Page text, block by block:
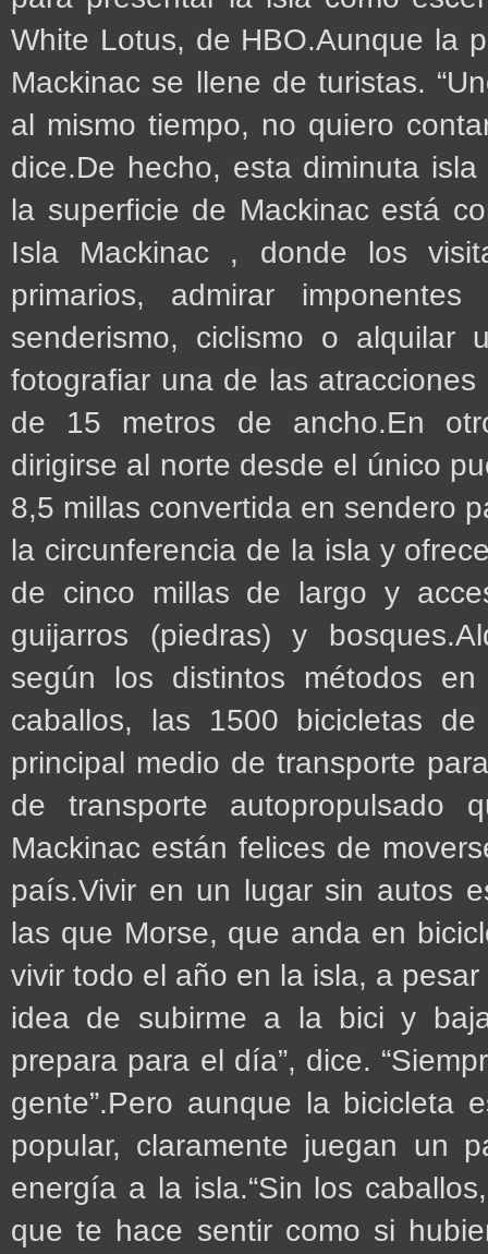
White Lotus, de HBO.Aunque la
Mackinac se llene de turistas.
al mismo tiempo, no quiero
dice.De hecho, esta diminuta
la superficie de Mackinac está
Isla Mackinac , donde los
primarios, admirar
senderismo, ciclismo o alquilar
fotografiar una de las
de 15 metros de ancho.En
dirigirse al norte desde el único
8,5 millas convertida en sendero
la circunferencia de la isla y
de cinco millas de largo y
guijarros (piedras) y
según los distintos métodos
caballos, las 1500 bicicletas
principal medio de transporte
de transporte autopropulsado
Mackinac están felices de
país.Vivir en un lugar sin autos
las que Morse, que anda en
vivir todo el año en la isla, a
idea de subirme a la bici y
prepara para el día”, dice.
gente”.Pero aunque la bicicleta
popular, claramente juegan un
energía a la isla.“Sin los
que te hace sentir como si